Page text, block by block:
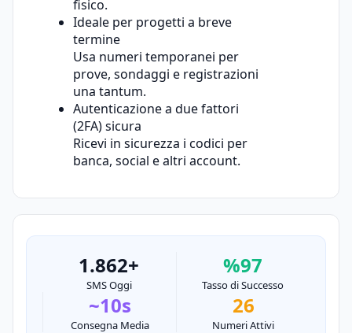
fisico.
Ideale per progetti a breve
termine
Usa numeri temporanei per
prove, sondaggi e registrazioni
una tantum.
Autenticazione a due fattori
(2FA) sicura
Ricevi in sicurezza i codici per
banca, social e altri account.
1.862+
SMS Oggi
%97
Tasso di Successo
~10s
Consegna Media
26
Numeri Attivi